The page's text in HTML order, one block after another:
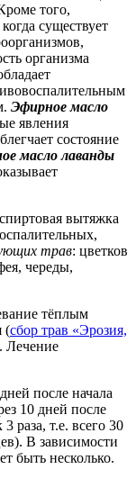
того,
существует
организма
Эфирное масло
явления
состояние
масло лаванды
вытяжка
трав: цветков
череды,
тёплым
(сбор трав «Эрозия,
Лечение
после начала
10 дней после
раза, т.е. всего 30
В зависимости
быть несколько.